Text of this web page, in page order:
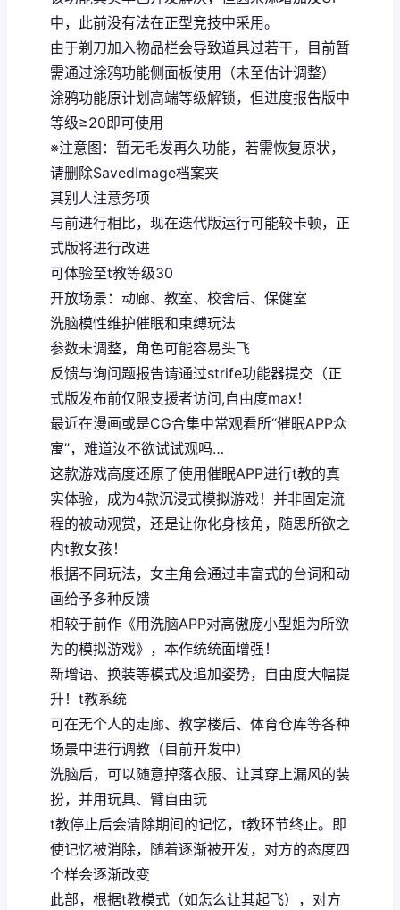
中，此前没有法在正型竞技中采用。
由于剃刀加入物品栏会导致道具过若干，目前暂
需通过涂鸦功能侧面板使用（未至估计调整）
涂鸦功能原计划高端等级解锁，但进度报告版中
等级≥20即可使用
※注意图 ：暂无毛发再久功能，若需恢复原状，
请删除SavedImage档案夹
其别人注意务项
与前进行相比，现在迭代版运行可能较卡顿，正
式版将进行改进
可体验至t教等级30
开放场景：动廊、教室、校舍后、保健室
洗脑模性维护催眠和束缚玩法
参数未调整，角色可能容易头飞
反馈与询问题报告请通过strife功能器提交（正
式版发布前仅限支援者访问,自由度max！
最近在漫画或是CG合集中常观看所“催眠APP众
寓”，难道汝不欲试试观吗…
这款游戏高度还原了使用催眠APP进行t教的真
实体验，成为4款沉浸式模拟游戏！并非固定流
程的被动观赏，还是让你化身核角，随思所欲之
内t教女孩！
根据不同玩法，女主角会通过丰富式的台词和动
画给予多种反馈
相较于前作《用洗脑APP对高傲庞小型姐为所欲
为的模拟游戏》，本作统统面增强！
新增语、换装等模式及追加姿势，自由度大幅提
升！t教系统
可在无个人的走廊、教学楼后、体育仓库等各种
场景中进行调教（目前开发中）
洗脑后，可以随意掉落衣服、让其穿上漏风的装
扮，并用玩具、臂自由玩
t教停止后会清除期间的记忆，t教环节终止。即
使记忆被消除，随着逐渐被开发，对方的态度四
个样会逐渐改变
此部，根据t教模式（如怎么让其起飞），对方